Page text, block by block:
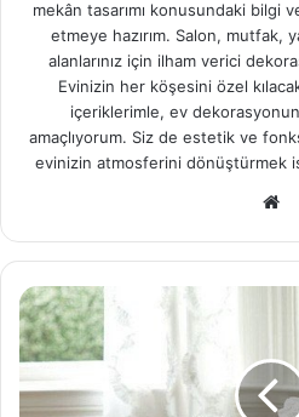
mekân tasarımı konusundaki bilgi
etmeye hazırım. Salon, mutfak,
alanlarınız için ilham verici
Evinizin her köşesini özel
içeriklerimle, ev
amaçlıyorum. Siz de estetik ve
evinizin atmosferini dönüştürmek